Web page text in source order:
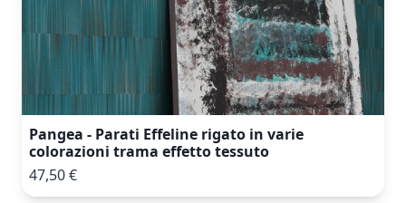
Pangea - Parati Effeline rigato in varie
colorazioni trama effetto tessuto
47,50 €